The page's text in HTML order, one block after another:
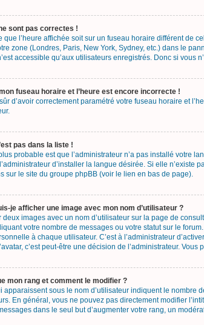
sont pas correctes !
que l’heure affichée soit sur un fuseau horaire différent de
zone (Londres, Paris, New York, Sydney, etc.) dans le
accessible qu’aux utilisateurs enregistrés. Donc si vous
fuseau horaire et l’heure est encore incorrecte !
d’avoir correctement paramétré votre fuseau horaire et
pas dans la liste !
probable est que l’administrateur n’a pas installé votre
d’installer la langue désirée. Si elle
sur le site du groupe phpBB (voir le lien en bas de page).
je afficher une image avec mon nom d’utilisateur ?
deux images avec un nom d’utilisateur sur la page de
votre nombre de messages ou votre statut sur le
à chaque utilisateur. C’est à l’administrateur
c’est peut-être une décision de l’administrateur.
mon rang et comment le modifier ?
apparaissent sous le nom d’utilisateur indiquent le
En général, vous ne pouvez pas directement modifier
dans le seul but d’augmenter votre rang, un